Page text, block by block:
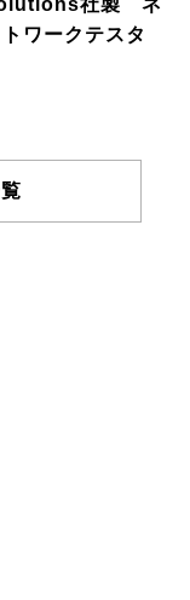
社製 ネ
ワークテスタ